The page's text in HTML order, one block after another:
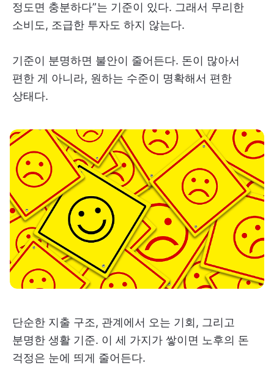
정도면 충분하다”는 기준이 있다. 그래서 무리한
소비도, 조급한 투자도 하지 않는다.
기준이 분명하면 불안이 줄어든다. 돈이 많아서
편한 게 아니라, 원하는 수준이 명확해서 편한
상태다.
단순한 지출 구조, 관계에서 오는 기회, 그리고
분명한 생활 기준. 이 세 가지가 쌓이면 노후의 돈
걱정은 눈에 띄게 줄어든다.